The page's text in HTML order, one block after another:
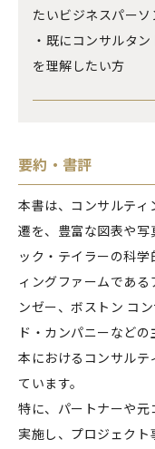
たいビジネスパーソ
・既にコンサルタ
を理解したい方
要約・書評
本書は、コンサルテ
遷を、豊富な図表や写
ック・テイラーの科
ィングファームであ
ンゼー、ボストン コ
ド・カンパニーなど
本におけるコンサル
ています。
特に、パートナーや
実施し、プロジェク